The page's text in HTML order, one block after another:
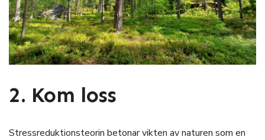
2. Kom loss
Stressreduktionsteorin betonar vikten av naturen som en